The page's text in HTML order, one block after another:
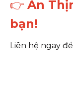
👉 An
bạn!
Liên hệ ngay